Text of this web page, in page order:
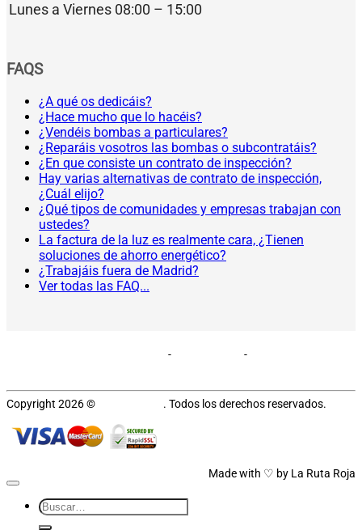
Lunes a Viernes 08:00 – 15:00
FAQS
¿A qué os dedicáis?
¿Hace mucho que lo hacéis?
¿Vendéis bombas a particulares?
¿Reparáis vosotros las bombas o subcontratáis?
¿En que consiste un contrato de inspección?
Hay varias alternativas de contrato de inspección,
¿Cuál elijo?
¿Qué tipos de comunidades y empresas trabajan con
ustedes?
La factura de la luz es realmente cara, ¿Tienen
soluciones de ahorro energético?
¿Trabajáis fuera de Madrid?
Ver todas las FAQ...
- -
Copyright 2026 © . Todos los derechos reservados.
Made with ♡ by La Ruta Roja